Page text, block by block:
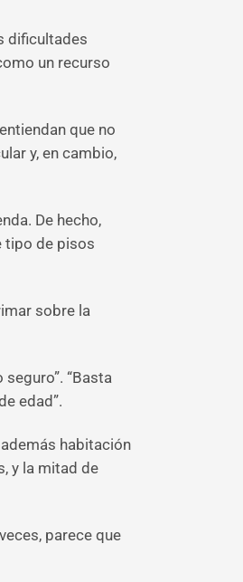
dificultades
un recurso
que no
y, en cambio,
De hecho,
tipo de pisos
sobre la
“Basta
edad”.
habitación
y la mitad de
parece que